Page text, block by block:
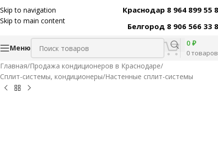
Skip to navigation
Skip to main content
Краснодар 8 964 899 55
Белгород 8 906 566 33
Меню
0товаров
0 ₽
Главная/Продажа кондиционеров в Краснодаре/
Сплит-системы, кондиционеры/Настенные сплит-системы
Код товара:46467